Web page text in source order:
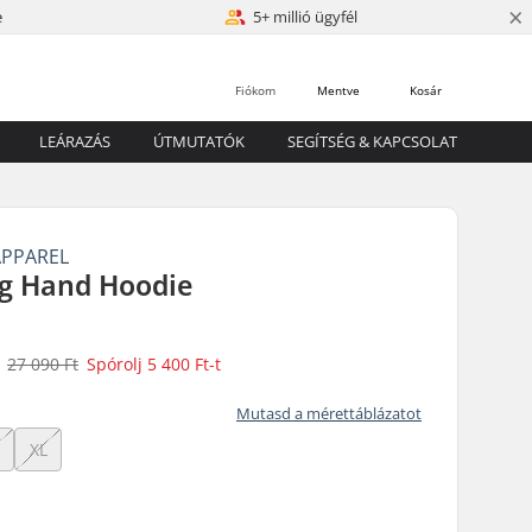
5+ millió ügyfél ×
Kosár
Mentve
Fiókom
LEÁRAZÁS ÚTMUTATÓK SEGÍTSÉG & KAPCSOLAT
Hand Hoodie
27 090 Ft Spórolj 5 400 Ft-t
Mutasd a mérettáblázatot
XL